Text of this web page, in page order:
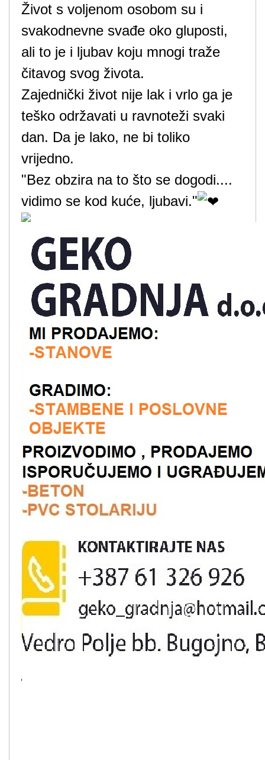
Život s voljenom osobom su i
svakodnevne svađe oko gluposti,
ali to je i ljubav koju mnogi traže
čitavog svog života.
Zajednički život nije lak i vrlo ga je
teško održavati u ravnoteži svaki
dan. Da je lako, ne bi toliko
vrijedno.
"Bez obzira na to što se dogodi....
vidimo se kod kuće, ljubavi."